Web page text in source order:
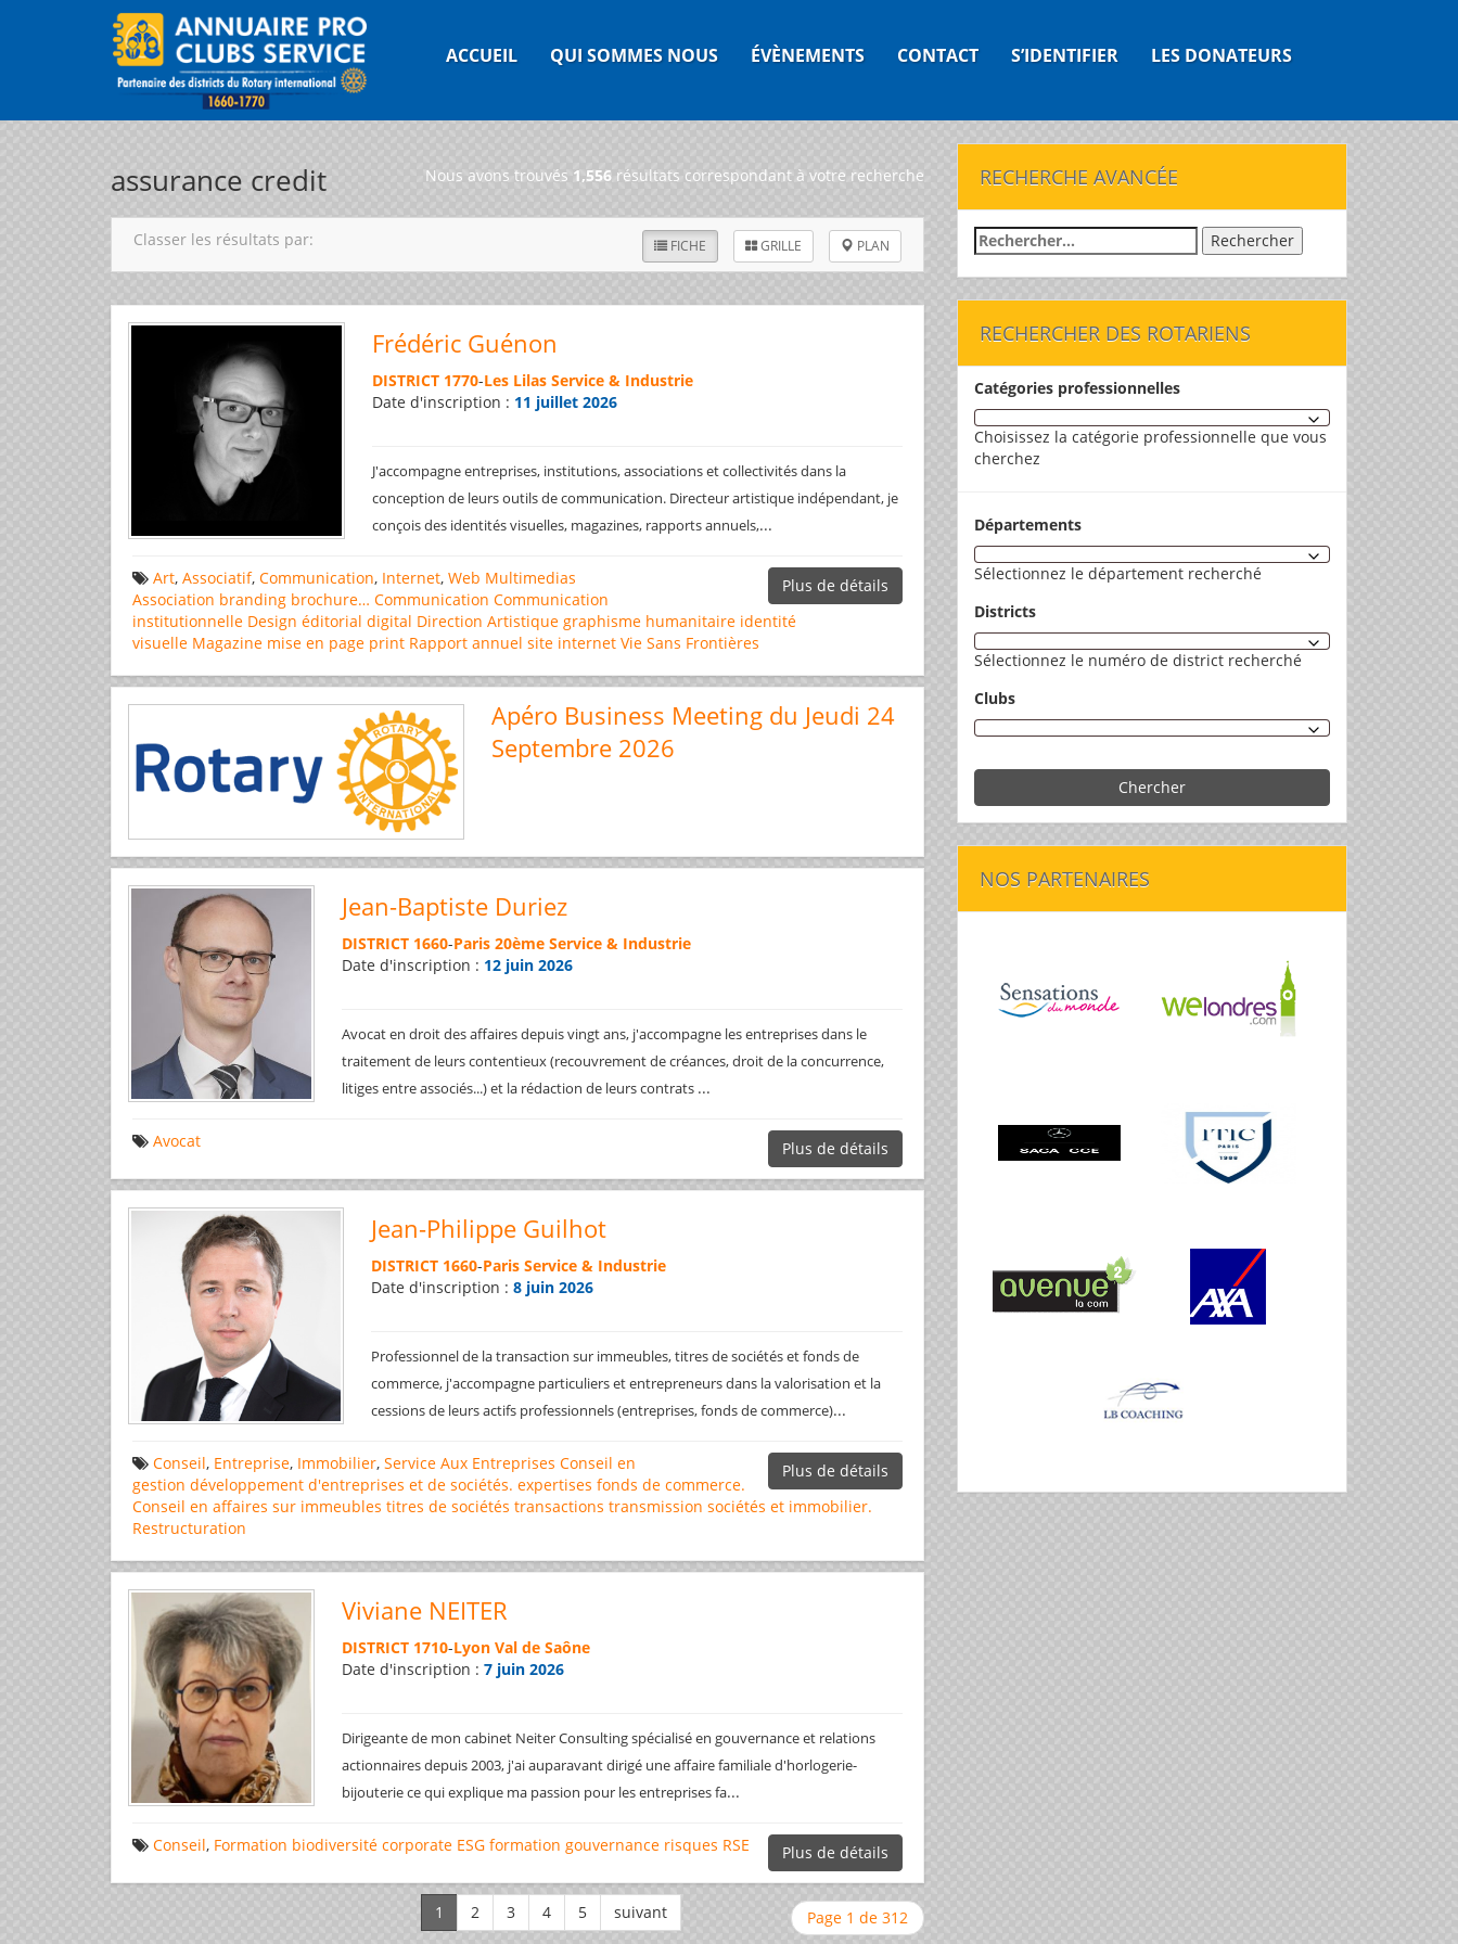
ACCUEIL QUI SOMMES NOUS ÉVÈNEMENTS CONTACT S’IDENTIFIER LES DONATEURS
assurance credit Nous avons trouvés 1,556 résultats correspondant à votre recherche
FICHE GRILLE PLAN
Classer les résultats par:
Frédéric Guénon
DISTRICT 1770-Les Lilas Service & Industrie
Date d'inscription : 11 juillet 2026
J'accompagne entreprises, institutions, associations et collectivités dans la
conception de leurs outils de communication. Directeur artistique indépendant, je
conçois des identités visuelles, magazines, rapports annuels,...
Plus de détails
Art, Associatif, Communication, Internet, Web Multimedias
Association branding brochure… Communication Communication
institutionnelle Design éditorial digital Direction Artistique graphisme humanitaire identité
visuelle Magazine mise en page print Rapport annuel site internet Vie Sans Frontières
Apéro Business Meeting du Jeudi 24
Septembre 2026
Jean-Baptiste Duriez
DISTRICT 1660-Paris 20ème Service & Industrie
Date d'inscription : 12 juin 2026
Avocat en droit des affaires depuis vingt ans, j'accompagne les entreprises dans le
traitement de leurs contentieux (recouvrement de créances, droit de la concurrence,
litiges entre associés...) et la rédaction de leurs contrats ...
Plus de détails
Avocat
Jean-Philippe Guilhot
DISTRICT 1660-Paris Service & Industrie
Date d'inscription : 8 juin 2026
Professionnel de la transaction sur immeubles, titres de sociétés et fonds de
commerce, j'accompagne particuliers et entrepreneurs dans la valorisation et la
cessions de leurs actifs professionnels (entreprises, fonds de commerce)...
Plus de détails
Conseil, Entreprise, Immobilier, Service Aux Entreprises Conseil en
gestion développement d'entreprises et de sociétés. expertises fonds de commerce.
Conseil en affaires sur immeubles titres de sociétés transactions transmission sociétés et immobilier.
Restructuration
Viviane NEITER
DISTRICT 1710-Lyon Val de Saône
Date d'inscription :7 juin 2026
Dirigeante de mon cabinet Neiter Consulting spécialisé en gouvernance et relations
actionnaires depuis 2003, j'ai auparavant dirigé une affaire familiale d'horlogerie-
bijouterie ce qui explique ma passion pour les entreprises fa...
Plus de détails
Conseil, Formation biodiversité corporate ESG formation gouvernance risques RSE
Page 1 de 312
RECHERCHE AVANCÉE
Rechercher :
RECHERCHER DES ROTARIENS
Catégories professionnelles
Choisissez la catégorie professionnelle que vous
cherchez
Départements
Sélectionnez le département recherché
Districts
Sélectionnez le numéro de district recherché
Clubs
Chercher
NOS PARTENAIRES